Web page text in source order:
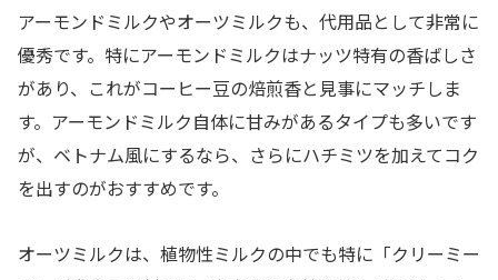
アーモンドミルクやオーツミルクも、代用品として非常に
優秀です。特にアーモンドミルクはナッツ特有の香ばしさ
があり、これがコーヒー豆の焙煎香と見事にマッチしま
す。アーモンドミルク自体に甘みがあるタイプも多いです
が、ベトナム風にするなら、さらにハチミツを加えてコク
を出すのがおすすめです。
オーツミルクは、植物性ミルクの中でも特に「クリーミー